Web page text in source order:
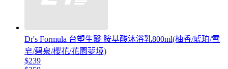
Dr's Formula 台塑生醫 胺基酸沐浴乳800ml(柚香/琥珀/雪
皂/碧泉/櫻花/花園夢境)
$239